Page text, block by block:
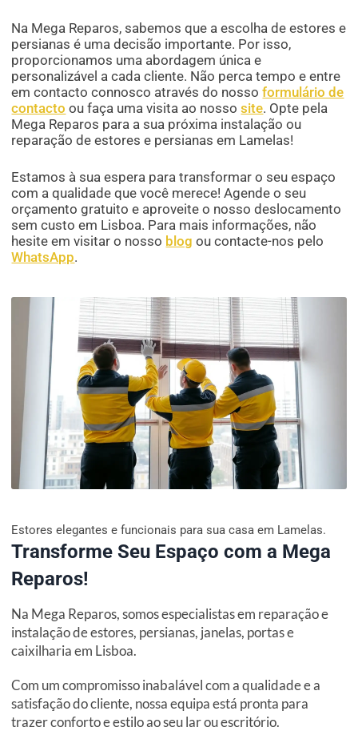
Na Mega Reparos, sabemos que a escolha de estores e
persianas é uma decisão importante. Por isso,
proporcionamos uma abordagem única e
personalizável a cada cliente. Não perca tempo e entre
em contacto connosco através do nossoformulário de
contacto ou faça uma visita ao nossosite. Opte pela
Mega Reparos para a sua próxima instalação ou
reparação de estores e persianas em Lamelas!
Estamos à sua espera para transformar o seu espaço
com a qualidade que você merece! Agende o seu
orçamento gratuito e aproveite o nosso deslocamento
sem custo em Lisboa. Para mais informações, não
hesite em visitar o nosso blog ou contacte-nos pelo
WhatsApp.
Estores elegantes e funcionais para sua casa em Lamelas.
Transforme Seu Espaço com a Mega
Reparos!
Na Mega Reparos, somos especialistas em reparação e
instalação de estores, persianas, janelas, portas e
caixilharia em Lisboa.
Com um compromisso inabalável com a qualidade e a
satisfação do cliente, nossa equipa está pronta para
trazer conforto e estilo ao seu lar ou escritório.